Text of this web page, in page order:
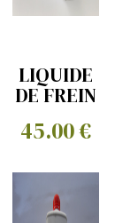
LIQUIDE
DE FREIN
1L
45.00 €